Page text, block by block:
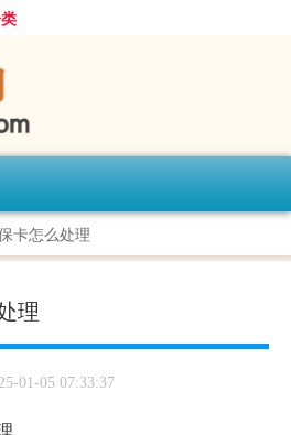
卡怎么处理
理
01-05 07:33:37